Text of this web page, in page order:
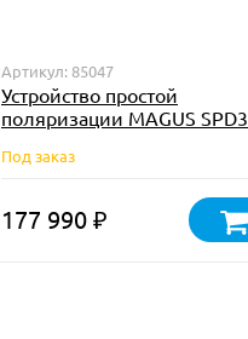
Артикул: 85047
Устройство простой
поляризации MAGUS SPD3
Под заказ
177 990 ₽